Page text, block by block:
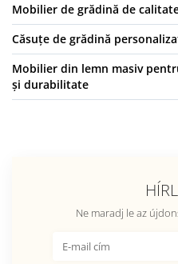
Mobilier de grădină de
Căsuțe de grădină
Mobilier din lemn masiv
și durabilitate
Ne maradj le az